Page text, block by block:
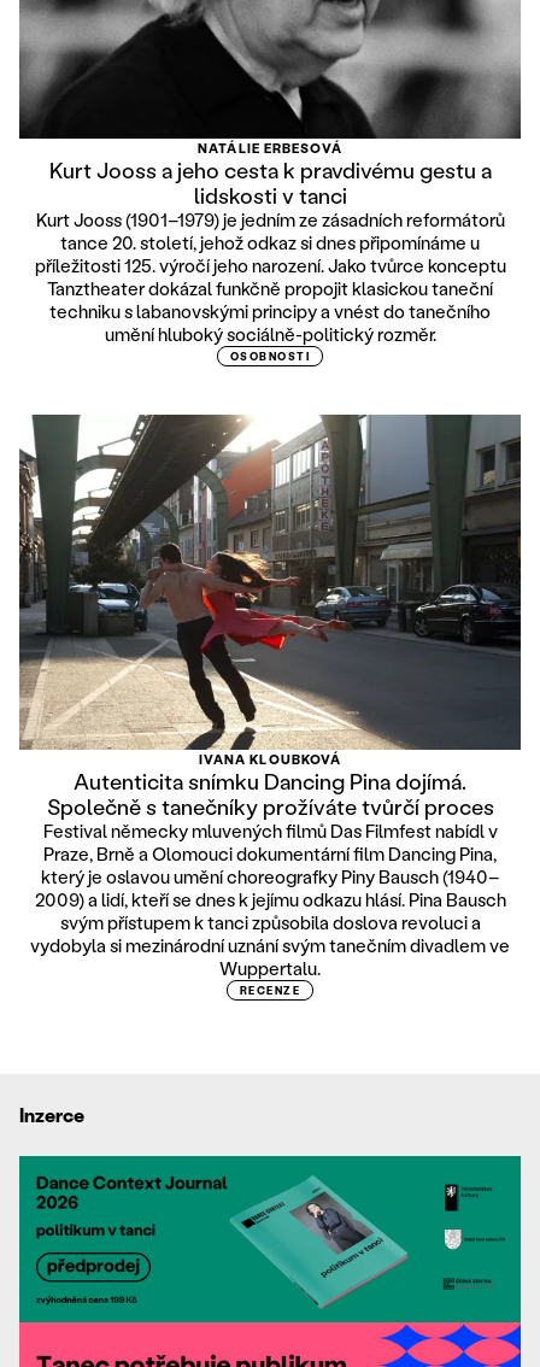
NATÁLIE ERBESOVÁ
Kurt Jooss a jeho cesta k pravdivému gestu a
lidskosti v tanci
Kurt Jooss (1901–1979) je jedním ze zásadních reformátorů
tance 20. století, jehož odkaz si dnes připomínáme u
příležitosti 125. výročí jeho narození. Jako tvůrce konceptu
Tanztheater dokázal funkčně propojit klasickou taneční
techniku s labanovskými principy a vnést do tanečního
umění hluboký sociálně-politický rozměr.
OSOBNOSTI
IVANA KLOUBKOVÁ
Autenticita snímku Dancing Pina dojímá.
Společně s tanečníky prožíváte tvůrčí proces
Festival německy mluvených filmů Das Filmfest nabídl v
Praze, Brně a Olomouci dokumentární film Dancing Pina,
který je oslavou umění choreografky Piny Bausch (1940–
2009) a lidí, kteří se dnes k jejímu odkazu hlásí. Pina Bausch
svým přístupem k tanci způsobila doslova revoluci a
vydobyla si mezinárodní uznání svým tanečním divadlem ve
Wuppertalu.
RECENZE
Inzerce